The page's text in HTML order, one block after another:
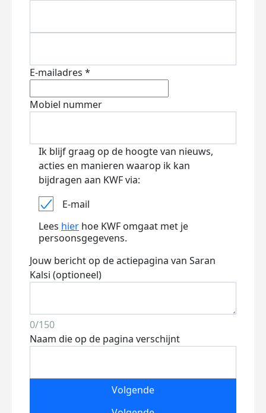
E-mailadres *
Mobiel nummer
Ik blijf graag op de hoogte van nieuws,
acties en manieren waarop ik kan
bijdragen aan KWF via:
E-mail
Lees hier hoe KWF omgaat met je
persoonsgegevens.
Jouw bericht op de actiepagina van Saran
Kalsi (optioneel)
0/150
Naam die op de pagina verschijnt
Volgende